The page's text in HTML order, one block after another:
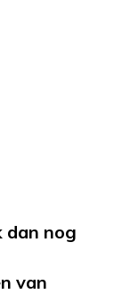
dan nog
van